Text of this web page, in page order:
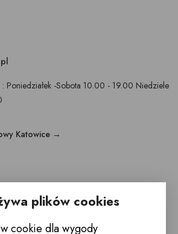
Poniedziałek -Sobota 10.00 - 19.00 Niedziele
Katowice →
Enel-Med
plików cookies
cookie dla wygody